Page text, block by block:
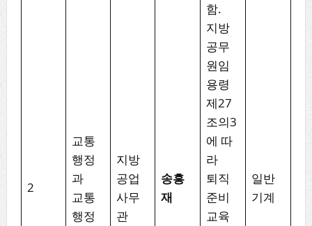
2
교통
행정
과
교통
행정
지방
공업
사무
관
송흥
재
함.
지방
공무
원임
용령
제27
조의3
에 따
라
퇴직
준비
교육
일반
기계